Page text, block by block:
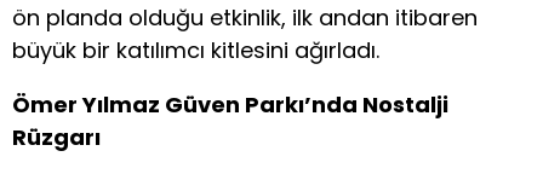
ön planda olduğu etkinlik, ilk andan itibaren
büyük bir katılımcı kitlesini ağırladı.
Ömer Yılmaz Güven Parkı’nda Nostalji
Rüzgarı